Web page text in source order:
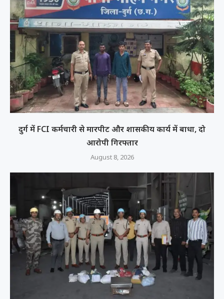
दुर्ग में FCI कर्मचारी से मारपीट और शासकीय कार्य में बाधा, दो
आरोपी गिरफ्तार
August 8, 2026